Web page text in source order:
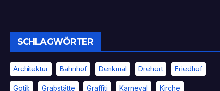
SCHLAGWÖRTER
Architektur Bahnhof Denkmal Drehort Friedhof
Gotik Grabstätte Graffiti Karneval Kirche